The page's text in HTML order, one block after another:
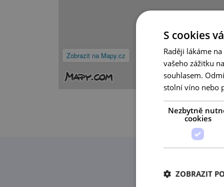
Zobrazit na Mapy.cz
S cookies
Raději lákáme
vašeho zážitku
souhlasem.
stolní víno nebo
Nezbytně
cookies
ZOBRAZIT